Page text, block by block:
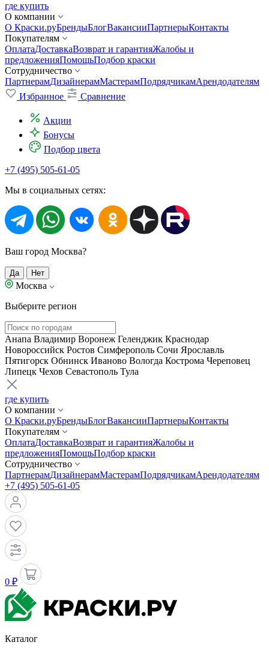
где купить
О компании
О Краски.руБрендыБлогВакансииПартнерыКонтакты
Покупателям
ОплатаДоставкаВозврат и гарантияЖалобы и
предложенияПомощьПодбор краски
Сотрудничество
ПартнерамДизайнерамМастерамПодрядчикамАрендодателям
Избранное
Сравнение
Акции
Бонусы
Подбор цвета
+7 (495) 505-61-05
Мы в социальных сетях:
Ваш город Москва?
Да Нет
Москва
Выберите регион
Анапа Владимир Воронеж Геленджик Краснодар
Новороссийск Ростов Симферополь Сочи Ярославль
Пятигорск Обнинск Иваново Вологда Кострома Череповец
Липецк Чехов Севастополь Тула
где купить
О компании
О Краски.руБрендыБлогВакансииПартнерыКонтакты
Покупателям
ОплатаДоставкаВозврат и гарантияЖалобы и
предложенияПомощьПодбор краски
Сотрудничество
ПартнерамДизайнерамМастерамПодрядчикамАрендодателям
+7 (495) 505-61-05
0 ₽
Каталог